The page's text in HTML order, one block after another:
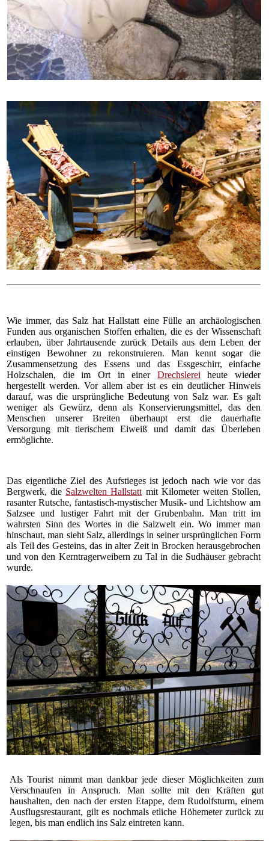
Wie immer, das Salz hat Hallstatt eine Fülle an archäologischen
Funden aus organischen Stoffen erhalten, die es der Wissenschaft
erlauben, über Jahrtausende zurück Details aus dem Leben der
einstigen Bewohner zu rekonstruieren. Man kennt sogar die
Zusammensetzung des Essens und das Essgeschirr, einfache
Holzschalen, die im Ort in einer Drechslereiheute wieder
hergestellt werden. Vor allem aber ist es ein deutlicher Hinweis
darauf, was die ursprüngliche Bedeutung von Salz war. Es galt
weniger als Gewürz, denn als Konservierungsmittel, das den
Menschen unserer Breiten überhaupt erst die dauerhafte
Versorgung mit tierischem Eiweiß und damit das Überleben
ermöglichte.
Das eigentliche Ziel des Aufstieges ist jedoch nach wie vor das
Bergwerk, die Salzwelten Hallstattmit Kilometer weiten Stollen,
rasanter Rutsche, fantastisch-mystischer Musik- und Lichtshow am
Salzsee und lustiger Fahrt mit der Grubenbahn. Man tritt im
wahrsten Sinn des Wortes in die Salzwelt ein. Wo immer man
hinschaut, man sieht Salz, allerdings in seiner ursprünglichen Form
als Teil des Gesteins, das in alter Zeit in Brocken herausgebrochen
und von den Kerntragerweibern zu Tal in die Sudhäuser gebracht
wurde.
Als Tourist nimmt man dankbar jede dieser Möglichkeiten zum
Verschnaufen in Anspruch. Man sollte mit den Kräften gut
haushalten, den nach der ersten Etappe, dem Rudolfsturm, einem
Ausflugsrestaurant, gilt es nochmals etliche Höhemeter zurück zu
legen, bis man endlich ins Salz eintreten kann.